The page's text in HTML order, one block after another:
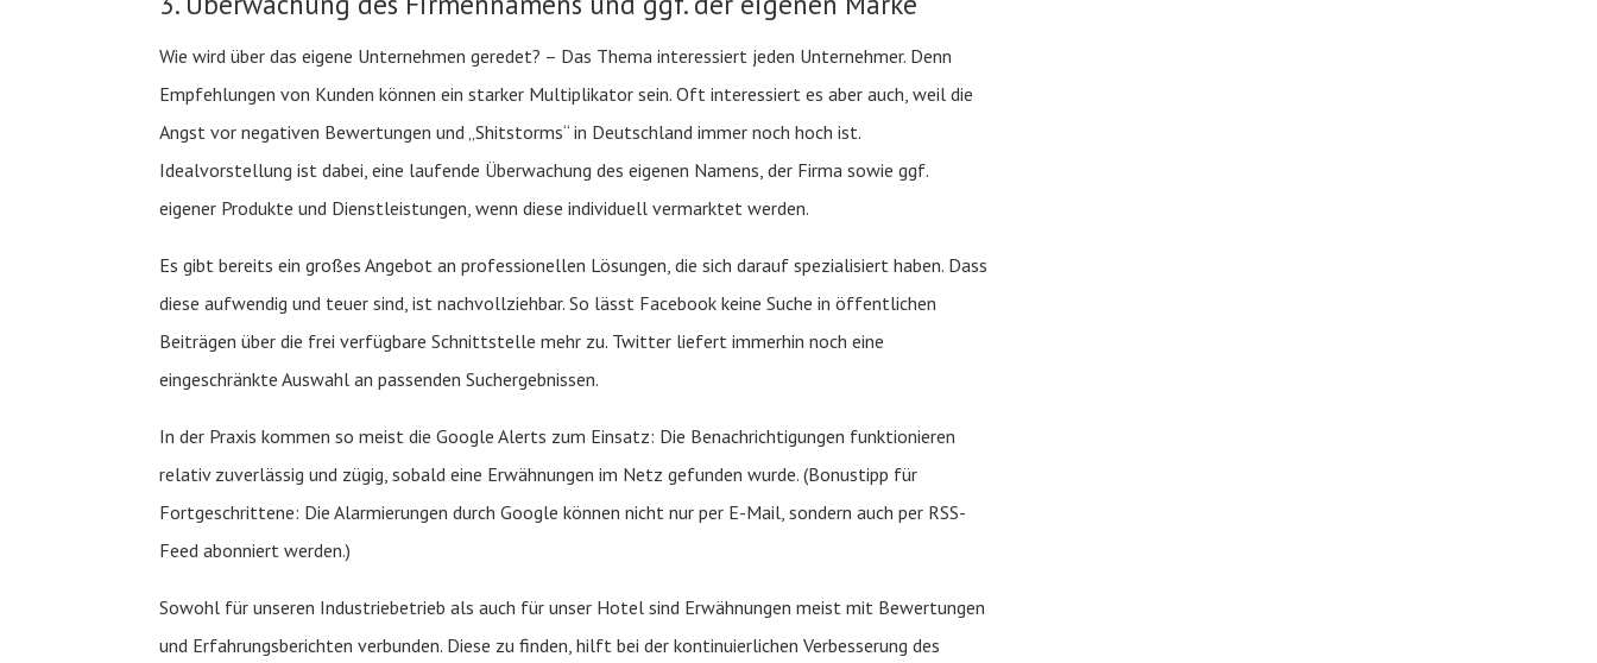
Wie wird über das eigene Unternehmen geredet? – Das Thema interessiert jeden Unternehmer. Denn
Empfehlungen von Kunden können ein starker Multiplikator sein. Oft interessiert es aber auch, weil die
Angst vor negativen Bewertungen und „Shitstorms“ in Deutschland immer noch hoch ist.
Idealvorstellung ist dabei, eine laufende Überwachung des eigenen Namens, der Firma sowie ggf.
eigener Produkte und Dienstleistungen, wenn diese individuell vermarktet werden.
Es gibt bereits ein großes Angebot an professionellen Lösungen, die sich darauf spezialisiert haben. Dass
diese aufwendig und teuer sind, ist nachvollziehbar. So lässt Facebook keine Suche in öffentlichen
Beiträgen über die frei verfügbare Schnittstelle mehr zu. Twitter liefert immerhin noch eine
eingeschränkte Auswahl an passenden Suchergebnissen.
In der Praxis kommen so meist die Google Alerts zum Einsatz: Die Benachrichtigungen funktionieren
relativ zuverlässig und zügig, sobald eine Erwähnungen im Netz gefunden wurde. (Bonustipp für
Fortgeschrittene: Die Alarmierungen durch Google können nicht nur per E-Mail, sondern auch per RSS-
Feed abonniert werden.)
Sowohl für unseren Industriebetrieb als auch für unser Hotel sind Erwähnungen meist mit Bewertungen
und Erfahrungsberichten verbunden. Diese zu finden, hilft bei der kontinuierlichen Verbesserung des